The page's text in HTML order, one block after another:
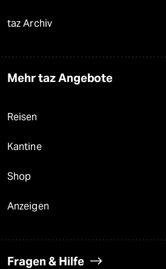
taz Archiv
Mehr taz Angebote
Reisen
Kantine
Shop
Anzeigen
Fragen & Hilfe